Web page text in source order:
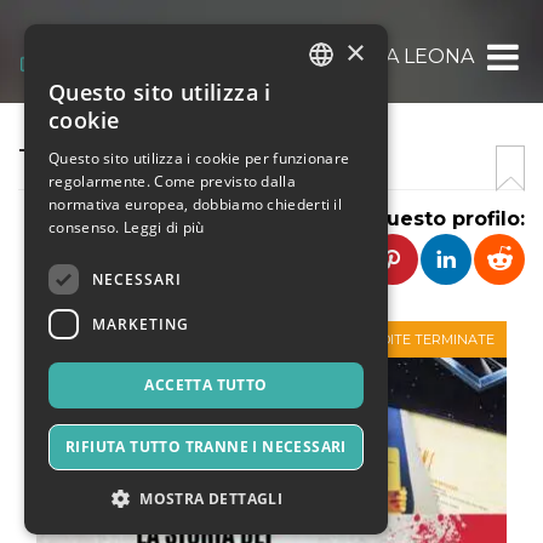
TREVI PROMOS DI FUGAZZA LEONARDO
TREVI PROMOS EVENTI
Condividi questo profilo:
VENDITE TERMINATE
×
Questo sito utilizza i
cookie
Questo sito utilizza i cookie per funzionare
regolarmente. Come previsto dalla
normativa europea, dobbiamo chiederti il
consenso. Leggi di più
NECESSARI
MARKETING
ACCETTA TUTTO
RIFIUTA TUTTO TRANNE I NECESSARI
MOSTRA DETTAGLI